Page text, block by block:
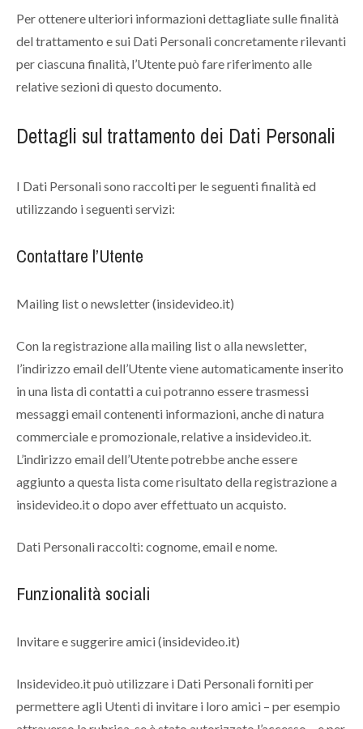
Per ottenere ulteriori informazioni dettagliate sulle finalità
del trattamento e sui Dati Personali concretamente rilevanti
per ciascuna finalità, l’Utente può fare riferimento alle
relative sezioni di questo documento.
Dettagli sul trattamento dei Dati Personali
I Dati Personali sono raccolti per le seguenti finalità ed
utilizzando i seguenti servizi:
Contattare l’Utente
Mailing list o newsletter (insidevideo.it)
Con la registrazione alla mailing list o alla newsletter,
l’indirizzo email dell’Utente viene automaticamente inserito
in una lista di contatti a cui potranno essere trasmessi
messaggi email contenenti informazioni, anche di natura
commerciale e promozionale, relative a insidevideo.it.
L’indirizzo email dell’Utente potrebbe anche essere
aggiunto a questa lista come risultato della registrazione a
insidevideo.it o dopo aver effettuato un acquisto.
Dati Personali raccolti: cognome, email e nome.
Funzionalità sociali
Invitare e suggerire amici (insidevideo.it)
Insidevideo.it può utilizzare i Dati Personali forniti per
permettere agli Utenti di invitare i loro amici – per esempio